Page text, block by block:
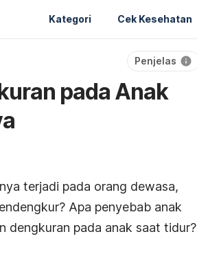
Kategori Cek Kesehatan
Penjelas
pada Anak
terjadi pada orang dewasa,
Apa penyebab anak
dengkuran pada anak saat tidur?